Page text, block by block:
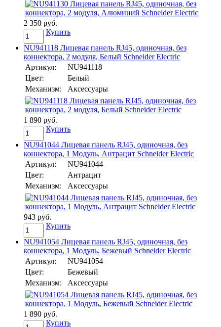
2 350 руб.
Купить
NU941118 Лицевая панель RJ45, одиночная, без
коннектора, 2 модуля, Белый Schneider Electric
Артикул:
NU941118
Цвет:
Белый
Механизм:
Аксессуары
1 890 руб.
Купить
NU941044 Лицевая панель RJ45, одиночная, без
коннектора, 1 Модуль, Антрацит Schneider Electric
Артикул:
NU941044
Цвет:
Антрацит
Механизм:
Аксессуары
943 руб.
Купить
NU941054 Лицевая панель RJ45, одиночная, без
коннектора, 1 Модуль, Бежевый Schneider Electric
Артикул:
NU941054
Цвет:
Бежевый
Механизм:
Аксессуары
1 890 руб.
Купить